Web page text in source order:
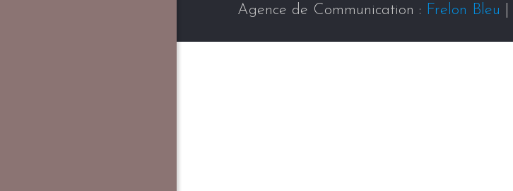
Agence de Communication : Frelon Bleu